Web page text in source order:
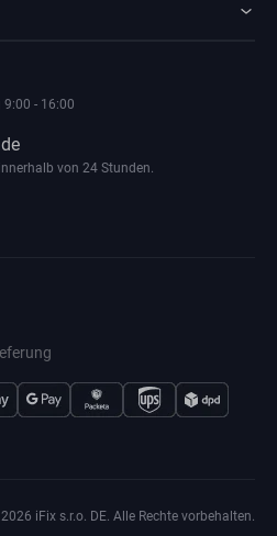
9:00 - 16:00
von 24 Stunden.
iFix s.r.o. DE. Alle Rechte vorbehalten.